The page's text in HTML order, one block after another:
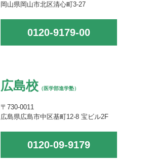
岡山県岡山市北区清心町3-27
0120-9179-00
広島校 （医学部進学塾）
〒730-0011
広島県広島市中区基町12-8 宝ビル2F
0120-09-9179